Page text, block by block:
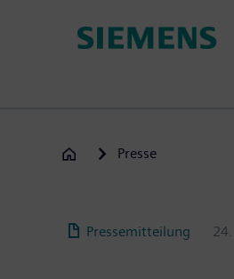
Presse
Pressemitteilung